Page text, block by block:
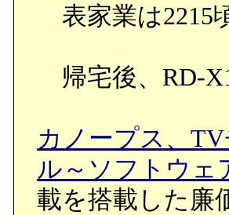
表家業は2215
帰宅後、RD-
カノープス、
ル～ソフトウェ
載を搭載した廉